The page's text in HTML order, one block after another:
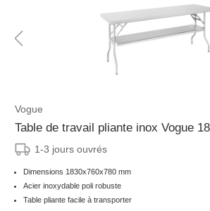
Vogue
Table de travail pliante inox Vogue
1-3 jours ouvrés
Dimensions 1830x760x780 mm
Acier inoxydable poli robuste
Table pliante facile à transporter